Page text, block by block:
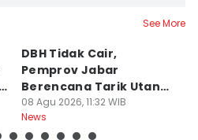
See More
DBH Tidak Cair,
Pemprov Jabar
Berencana Tarik Utang
Rp3,4 Triliun
08 Agu 2026, 11:32 WIB
News